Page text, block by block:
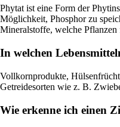
Phytat ist eine Form der
Möglichkeit, Phosphor zu
Mineralstoffe, welche
In welchen
Vollkornprodukte,
Getreidesorten wie z. B.
Wie erkenne ich einen